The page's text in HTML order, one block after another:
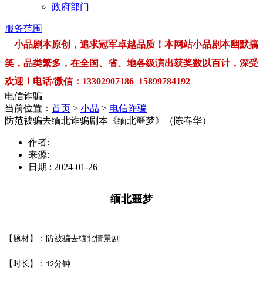
政府部门
服务范围
小品剧本原创，追求冠军卓越品质！本网站小品剧本幽默搞
笑，品类繁多，在全国、省、地各级演出获奖数以百计，深受
欢迎！电话/微信：13302907186 15899784192
电信诈骗
当前位置： 首页 > 小品 > 电信诈骗
防范被骗去缅北诈骗剧本《缅北噩梦》（陈春华）
作者:
来源:
日期 : 2024-01-26
缅北噩梦
【题材】：防被骗去缅北情景剧
【时长】： 12分钟